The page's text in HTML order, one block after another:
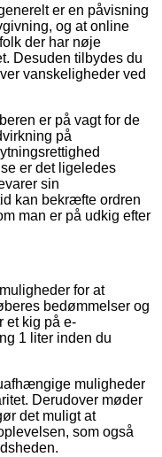
er en påvisning
og at online
der har nøje
Desuden tilbydes du
vanskeligheder ved
er på vagt for de
på
er det ligeledes
sin
kan bekræfte ordren
man er på udkig efter
for at
bedømmelser og
et kig på e-
1 liter inden du
muligheder
Derudover møder
det muligt at
som også